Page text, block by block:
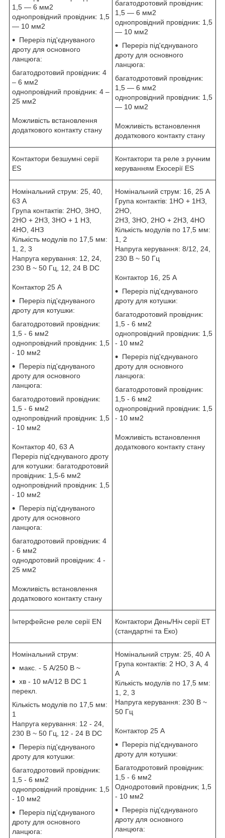
1,5 — 6 мм2
однопровідний провідник: 1,5
— 10 мм2
Переріз під'єднуваного
дроту для основного
ланцюга:
багатодротовий провідник: 4
– 6 мм2
однопровідний провідник: 4 –
25 мм2
Можливість встановлення
додаткового контакту стану
багатодротовий провідник:
1,5 — 6 мм2
однопровідний провідник: 1,5
— 10 мм2
Переріз під'єднуваного
дроту для основного
ланцюга:
багатодротовий провідник:
1,5 — 6 мм2
однопровідний провідник: 1,5
— 10 мм2
Можливість встановлення
додаткового контакту стану
Контактори безшумні серії
ES
Контактори та реле з ручним
керуванням Екосерії ES
Номінальний струм: 25, 40,
63 А
Група контактів: 2НО, 3НО,
2НО + 2НЗ, 3НО + 1 НЗ,
4НО, 4НЗ
Кількість модулів по 17,5 мм:
1, 2, 3
Напруга керування: 12, 24,
230 В ~ 50 Гц, 12, 24 В DC
Контактор 25 А
Переріз під'єднуваного
дроту для котушки:
багатодротовий провідник:
1,5 - 6 мм2
однопровідний провідник: 1,5
- 10 мм2
Переріз під'єднуваного
дроту для основного
ланцюга:
багатодротовий провідник:
1,5 - 6 мм2
однопровідний провідник: 1,5
- 10 мм2
Контактор 40, 63 А
Переріз під'єднуваного дроту
для котушки: багатодротовий
провідник: 1,5-6 мм2
однопровідний провідник: 1,5
- 10 мм2
Переріз під'єднуваного
дроту для основного
ланцюга:
багатодротовий провідник: 4
- 6 мм2
однодротовий провідник: 4 -
25 мм2
Можливість встановлення
додаткового контакту стану
Номінальний струм: 16, 25 А
Група контактів: 1НО + 1НЗ,
2НО,
2НЗ, 3НО, 2НО + 2НЗ, 4НО
Кількість модулів по 17,5 мм:
1, 2
Напруга керування: 8/12, 24,
230 В ~ 50 Гц
Контактор 16, 25 А
Переріз під'єднуваного
дроту для котушки:
багатодротовий провідник:
1,5 - 6 мм2
однопровідний провідник: 1,5
- 10 мм2
Переріз під'єднуваного
дроту для основного
ланцюга:
багатодротовий провідник:
1,5 - 6 мм2
однопровідний провідник: 1,5
- 10 мм2
Можливість встановлення
додаткового контакту стану
Інтерфейсне реле серії EN
Контактори День/Ніч серії ET
(стандартні та Еко)
Номінальний струм:
макс. - 5 А/250 В ~
хв - 10 мА/12 B DC 1
перекл.
Кількість модулів по 17,5 мм:
1
Напруга керування: 12 - 24,
230 В ~ 50 Гц, 12 - 24 B DC
Переріз під'єднуваного
дроту для котушки:
багатодротовий провідник:
1,5 - 6 мм2
однопровідний провідник: 1,5
- 10 мм2
Переріз під'єднуваного
дроту для основного
ланцюга:
Номінальний струм: 25, 40 А
Група контактів: 2 НО, 3 А, 4
А
Кількість модулів по 17,5 мм:
1, 2, 3
Напруга керування: 230 В ~
50 Гц
Контактор 25 А
Переріз під'єднуваного
дроту для котушки:
Багатодротовий провідник:
1,5 - 6 мм2
Однодротовий провідник; 1,5
- 10 мм2
Переріз під'єднуваного
дроту для основного
ланцюга: